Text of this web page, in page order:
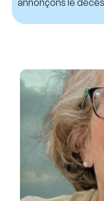
annonçons le